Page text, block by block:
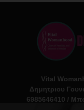
Vital
Δημητριου
6985646410 /